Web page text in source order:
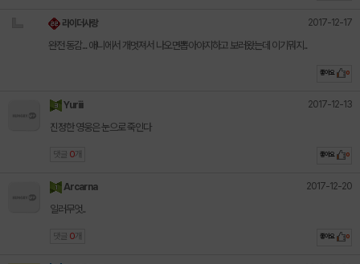
라이더사랑 2017-12-17
완전 동감... 애니에서 개멋져서 나오면뽑아야지하고 보러왔는데 이기뭐지..
좋아요 0
Yuriii 2017-12-13
진정한 영웅은 눈으로 죽인다
댓글 0 개 좋아요 0
Arcarna 2017-12-20
일러무엇..
댓글 0 개 좋아요 0